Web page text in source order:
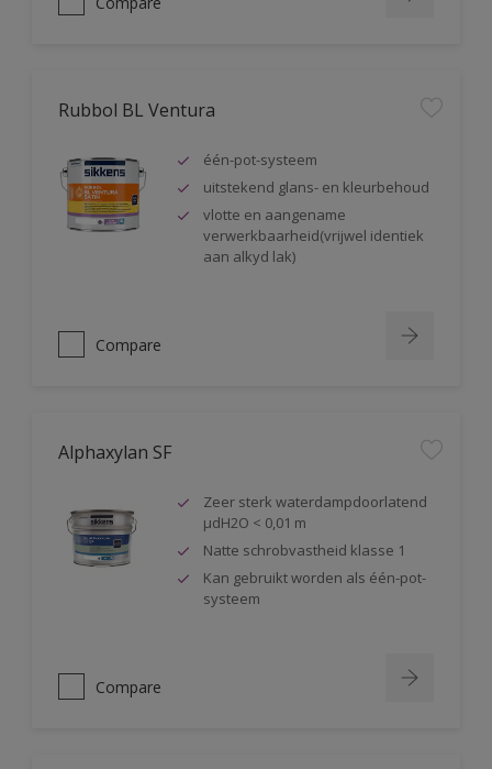
Rubbol BL Ventura
één-pot-systeem
uitstekend glans- en kleurbehoud
vlotte en aangename
verwerkbaarheid(vrijwel identiek
aan alkyd lak)
Compare
Alphaxylan SF
Zeer sterk waterdampdoorlatend
µdH2O < 0,01 m
Natte schrobvastheid klasse 1
Kan gebruikt worden als één-pot-
systeem
Compare